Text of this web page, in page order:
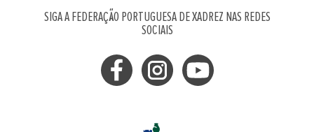
SIGA A FEDERAÇÃO PORTUGUESA DE XADREZ NAS REDES
SOCIAIS